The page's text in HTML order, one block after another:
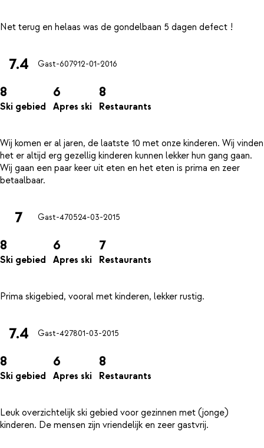
7.4 Gast-607912-01-2016
8
Ski gebied
6
Apres ski
8
Restaurants
Wij komen er al jaren, de laatste 10 met onze kinderen. Wij vinden
het er altijd erg gezellig kinderen kunnen lekker hun gang gaan.
Wij gaan een paar keer uit eten en het eten is prima en zeer
7 Gast-470524-03-2015
8
Ski gebied
6
Apres ski
7
Restaurants
7.4 Gast-427801-03-2015
8
Ski gebied
6
Apres ski
8
Restaurants
Leuk overzichtelijk ski gebied voor gezinnen met (jonge)